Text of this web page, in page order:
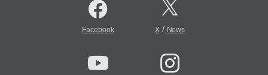
Facebook X/ News